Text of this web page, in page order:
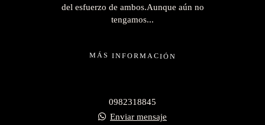
del esfuerzo de ambos.Aunque aún no
tengamos...
MÁS INFORMACIÓN
0982318845
Enviar mensaje